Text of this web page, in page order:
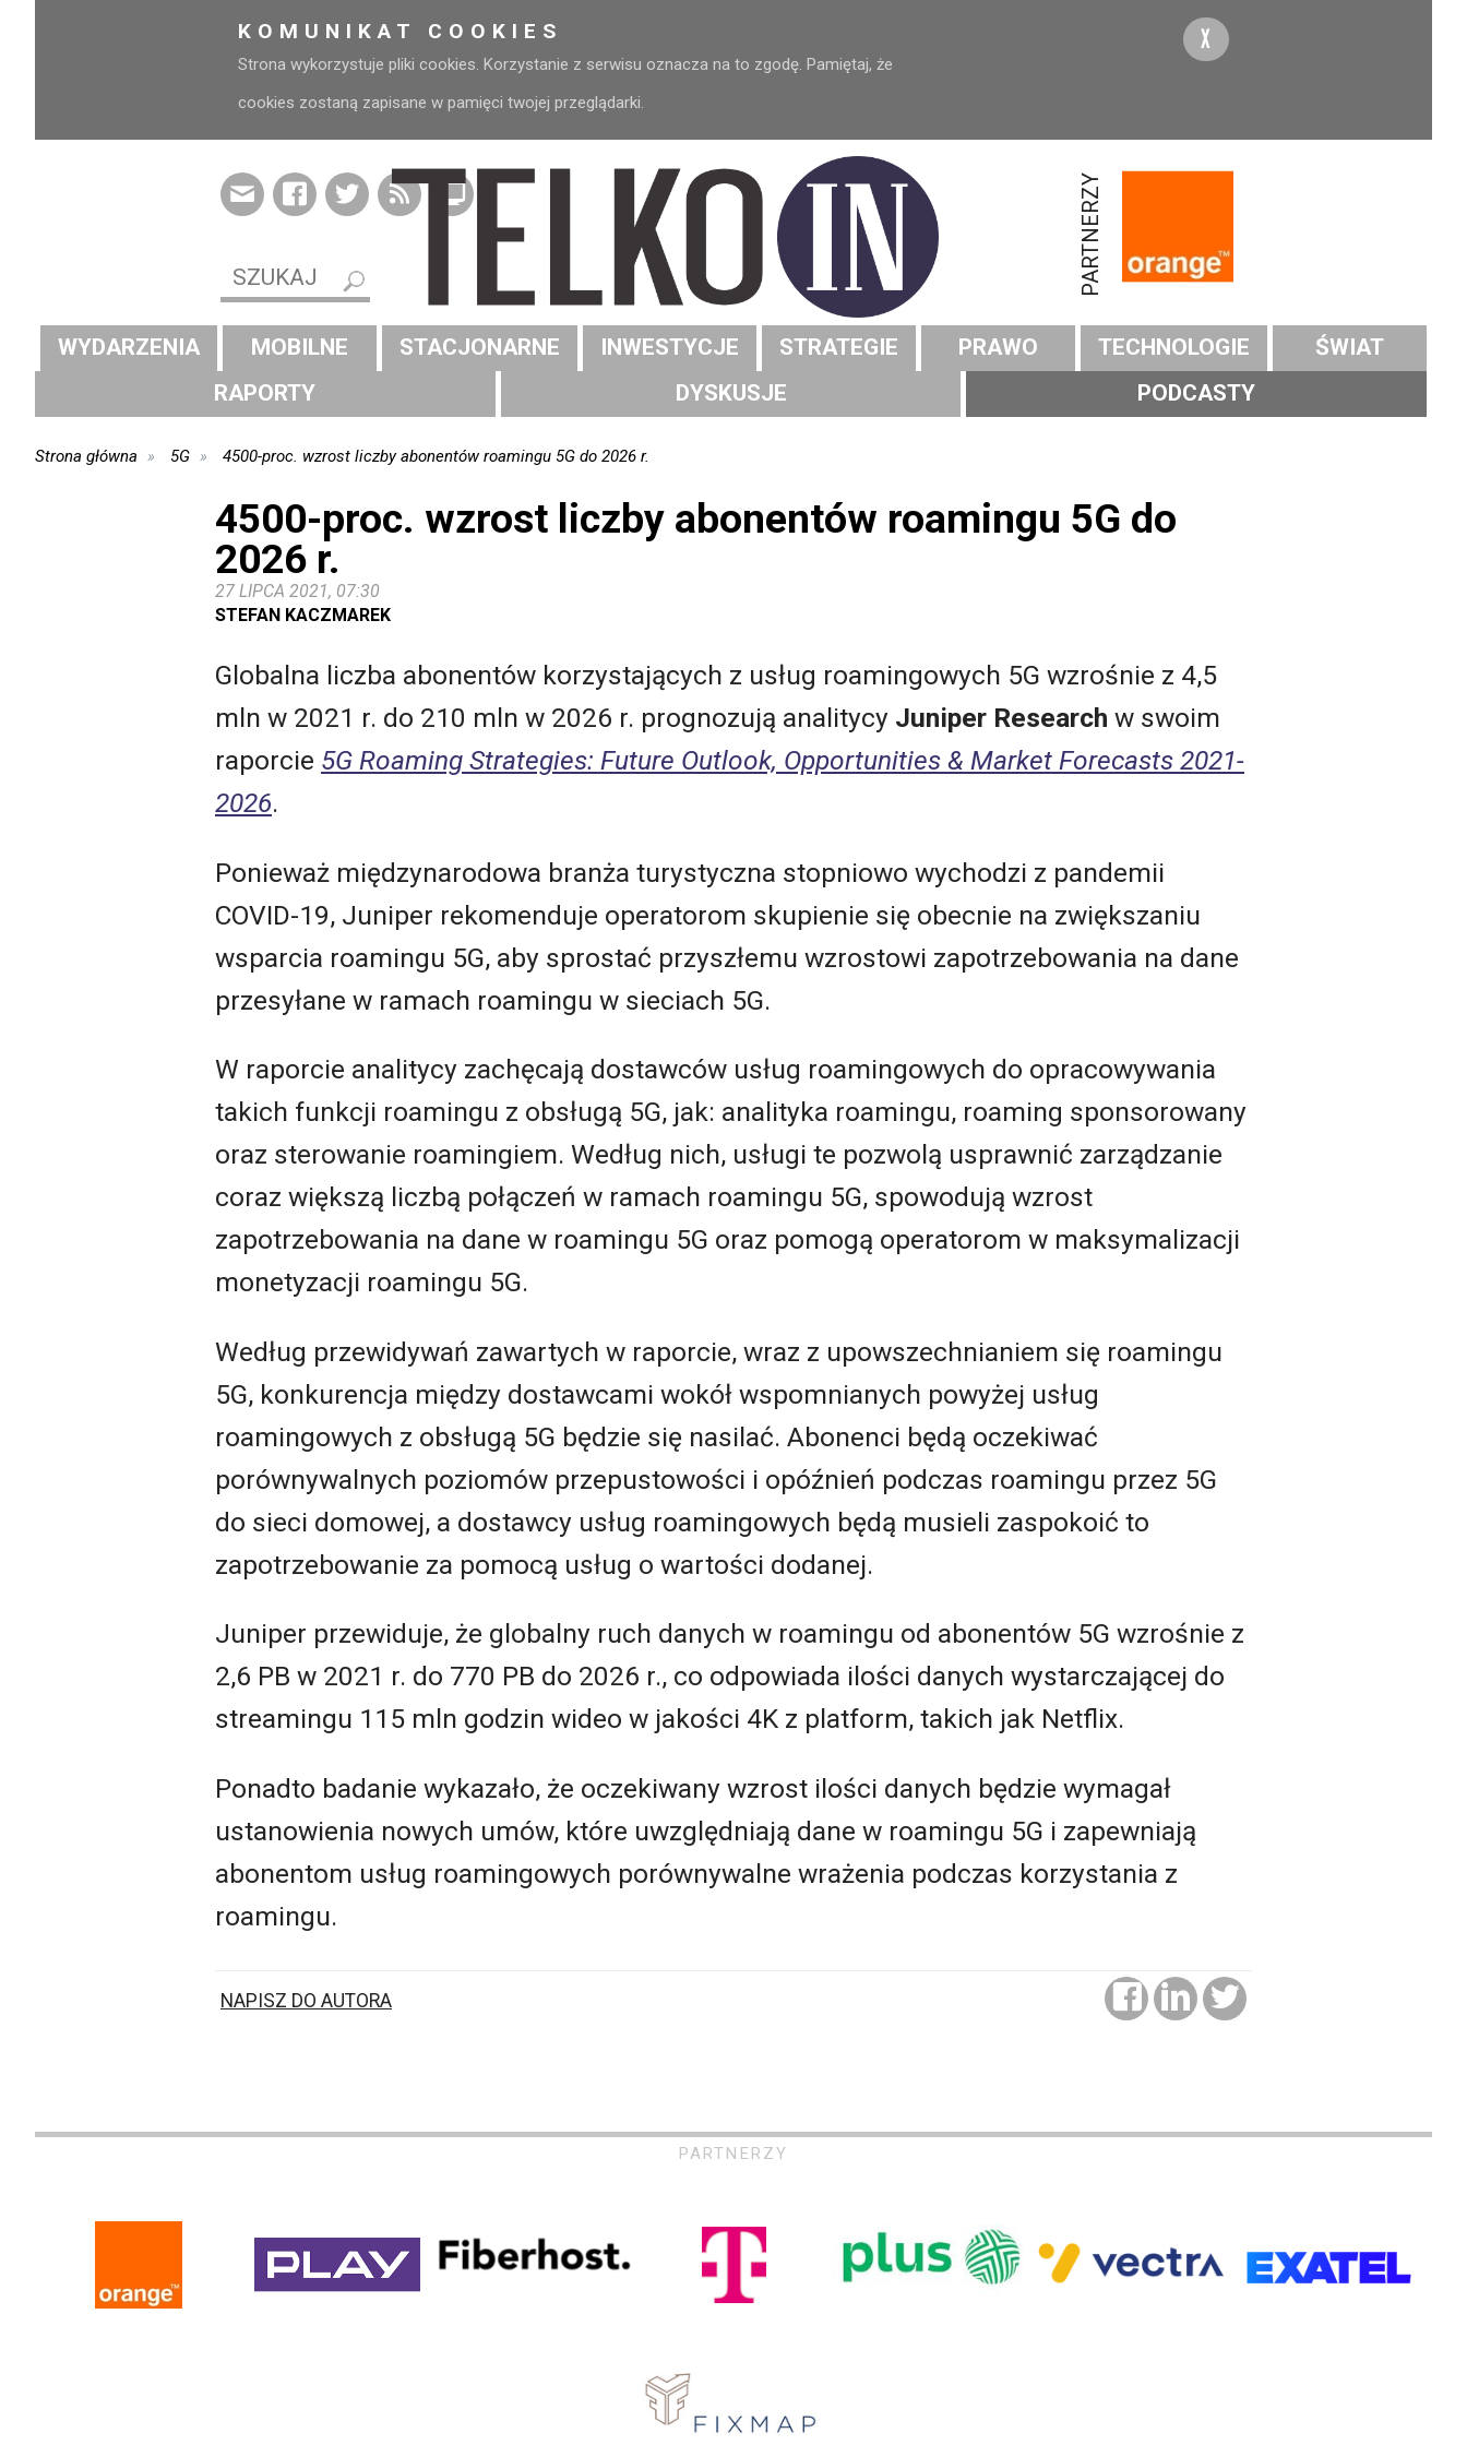
KOMUNIKAT COOKIES
Strona wykorzystuje pliki cookies. Korzystanie z serwisu oznacza na to zgodę. Pamiętaj, że
cookies zostaną zapisane w pamięci twojej przeglądarki.
X
PARTNERZY
WYDARZENIA MOBILNE STACJONARNE INWESTYCJE STRATEGIE PRAWO TECHNOLOGIE
ŚWIAT
RAPORTY
DYSKUSJE PODCASTY
Strona główna 5G 4500-proc. wzrost liczby abonentów roamingu 5G do 2026 r.
4500-proc. wzrost liczby abonentów roamingu 5G do
2026 r.
27 LIPCA 2021, 07:30
STEFAN KACZMAREK
Globalna liczba abonentów korzystających z usług roamingowych 5G wzrośnie z 4,5
mln w 2021 r. do 210 mln w 2026 r. prognozują analitycy Juniper Research w swoim
raporcie 5G Roaming Strategies: Future Outlook, Opportunities & Market Forecasts 2021-
2026.
Ponieważ międzynarodowa branża turystyczna stopniowo wychodzi z pandemii
COVID-19, Juniper rekomenduje operatorom skupienie się obecnie na zwiększaniu
wsparcia roamingu 5G, aby sprostać przyszłemu wzrostowi zapotrzebowania na dane
przesyłane w ramach roamingu w sieciach 5G.
W raporcie analitycy zachęcają dostawców usług roamingowych do opracowywania
takich funkcji roamingu z obsługą 5G, jak: analityka roamingu, roaming sponsorowany
oraz sterowanie roamingiem. Według nich, usługi te pozwolą usprawnić zarządzanie
coraz większą liczbą połączeń w ramach roamingu 5G, spowodują wzrost
zapotrzebowania na dane w roamingu 5G oraz pomogą operatorom w maksymalizacji
monetyzacji roamingu 5G.
Według przewidywań zawartych w raporcie, wraz z upowszechnianiem się roamingu
5G, konkurencja między dostawcami wokół wspomnianych powyżej usług
roamingowych z obsługą 5G będzie się nasilać. Abonenci będą oczekiwać
porównywalnych poziomów przepustowości i opóźnień podczas roamingu przez 5G
do sieci domowej, a dostawcy usług roamingowych będą musieli zaspokoić to
zapotrzebowanie za pomocą usług o wartości dodanej.
Juniper przewiduje, że globalny ruch danych w roamingu od abonentów 5G wzrośnie z
2,6 PB w 2021 r. do 770 PB do 2026 r., co odpowiada ilości danych wystarczającej do
streamingu 115 mln godzin wideo w jakości 4K z platform, takich jak Netflix.
Ponadto badanie wykazało, że oczekiwany wzrost ilości danych będzie wymagał
ustanowienia nowych umów, które uwzględniają dane w roamingu 5G i zapewniają
abonentom usług roamingowych porównywalne wrażenia podczas korzystania z
roamingu.
NAPISZ DO AUTORA
PARTNERZY